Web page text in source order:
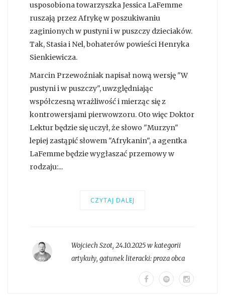
usposobiona towarzyszka Jessica LaFemme
ruszają przez Afrykę w poszukiwaniu
zaginionych w pustyni i w puszczy dzieciaków.
Tak, Stasia i Nel, bohaterów powieści Henryka
Sienkiewicza.
Marcin Przewoźniak napisał nową wersję "W
pustyni i w puszczy", uwzględniając
współczesną wrażliwość i mierząc się z
kontrowersjami pierwowzoru. Oto więc Doktor
Lektur będzie się uczył, że słowo "Murzyn"
lepiej zastąpić słowem "Afrykanin", a agentka
LaFemme będzie wygłaszać przemowy w
rodzaju:...
CZYTAJ DALEJ
Wojciech Szot, 24.10.2025 w kategorii
artykuły, gatunek literacki:proza obca